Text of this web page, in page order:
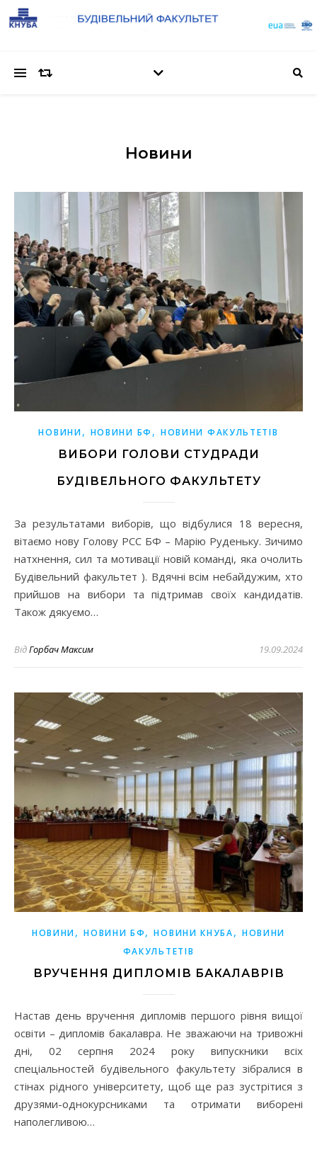
Новини
НОВИНИ, НОВИНИ БФ , НОВИНИ ФАКУЛЬТЕТІВ
ВИБОРИ ГОЛОВИ СТУДРАДИ
БУДІВЕЛЬНОГО ФАКУЛЬТЕТУ
За результатами виборів, що відбулися 18 вересня,
вітаємо нову Голову РСС БФ – Марію Руденьку. Зичимо
натхнення, сил та мотивації новій команді, яка очолить
Будівельний факультет ). Вдячні всім небайдужим, хто
прийшов на вибори та підтримав своїх кандидатів.
Також дякуємо…
ВідГорбач Максим 19.09.2024
НОВИНИ,НОВИНИ БФ,НОВИНИ КНУБА, НОВИНИ
ФАКУЛЬТЕТІВ
ВРУЧЕННЯ ДИПЛОМІВ БАКАЛАВРІВ
Настав день вручення дипломів першого рівня вищої
освіти – дипломів бакалавра. Не зважаючи на тривожні
дні, 02 серпня 2024 року випускники всіх
спеціальностей будівельного факультету зібралися в
стінах рідного університету, щоб ще раз зустрітися з
друзями-однокурсниками та отримати виборені
наполегливою…